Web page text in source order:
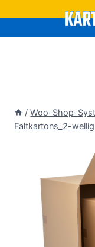
springen
/ Woo-Shop-
Faltkartons_2-wellig